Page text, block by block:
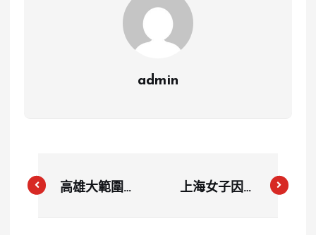
admin
高雄大範圍煙
上海女子因排